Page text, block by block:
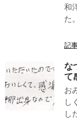
和
記
な
て
お
し
し